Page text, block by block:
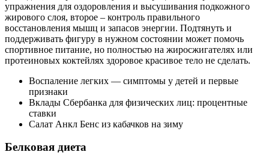
упражнения для оздоровления и высушивания подкожного
жирового слоя, второе – контроль правильного
восстановления мышц и запасов энергии. Подтянуть и
поддерживать фигуру в нужном состоянии может помочь
спортивное питание, но полностью на жиросжигателях или
протеиновых коктейлях здоровое красивое тело не сделать.
Воспаление легких — симптомы у детей и первые
признаки
Вклады Сбербанка для физических лиц: процентные
ставки
Салат Анкл Бенс из кабачков на зиму
Белковая диета